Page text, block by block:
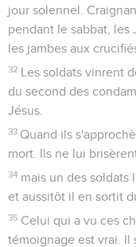
jour solennel.
pendant le sabbat, les
les jambes aux
32 Les soldats vinrent
du second des
Jésus.
33 Quand ils
mort. Ils ne lui
34 mais un des soldats
et aussitôt il en sortit
35 Celui qui a vu ces
témoignage est vrai. Il